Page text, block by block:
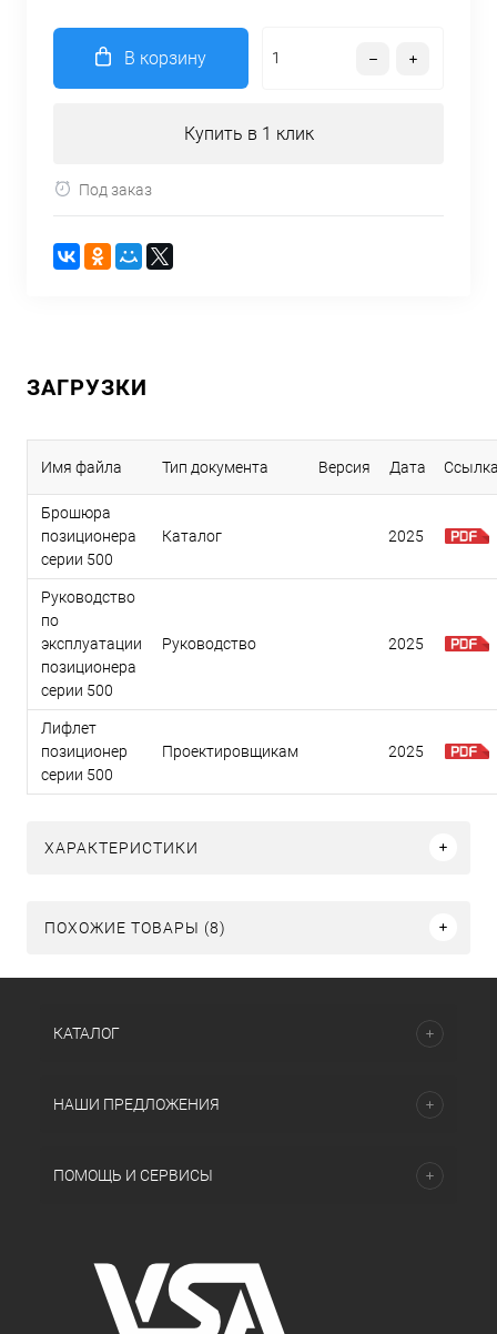
В корзину
Купить в 1 клик
Под заказ
ЗАГРУЗКИ
Имя файла Тип документа Версия Дата
Брошюра
позиционера
серии 500
Каталог 2025
Руководство
по
эксплуатации
позиционера
серии 500
Руководство 2025
Лифлет
позиционер
серии 500
Проектировщикам 2025
ХАРАКТЕРИСТИКИ
ПОХОЖИЕ ТОВАРЫ (8)
КАТАЛОГ
НАШИ ПРЕДЛОЖЕНИЯ
ПОМОЩЬ И СЕРВИСЫ